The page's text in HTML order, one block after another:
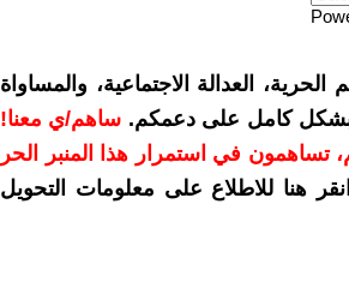
العدالة الاجتماعية، والمساواة
بشكل كامل على دعمكم. ساهم/ي معنا!
تساهمون في استمرار هذا المنبر الحر
انقر هنا للاطلاع على معلومات التحويل